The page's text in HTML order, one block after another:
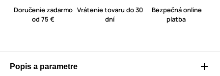
Doručenie zadarmo
od 75 €
Vrátenie tovaru do 30
dní
Bezpečná online
platba
Popis a parametre